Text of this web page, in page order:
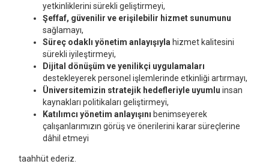
yetkinliklerini sürekli geliştirmeyi,
Şeffaf, güvenilir ve erişilebilir hizmet sunumunu
sağlamayı,
Süreç odaklı yönetim anlayışıyla hizmet kalitesini
sürekli iyileştirmeyi,
Dijital dönüşüm ve yenilikçi uygulamaları
destekleyerek personel işlemlerinde etkinliği artırmayı,
Üniversitemizin stratejik hedefleriyle uyumlu insan
kaynakları politikaları geliştirmeyi,
Katılımcı yönetim anlayışını benimseyerek
çalışanlarımızın görüş ve önerilerini karar süreçlerine
dâhil etmeyi
taahhüt ederiz.